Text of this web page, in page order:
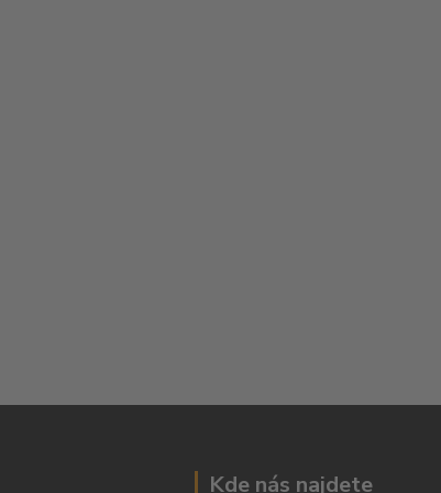
Kde nás najdete